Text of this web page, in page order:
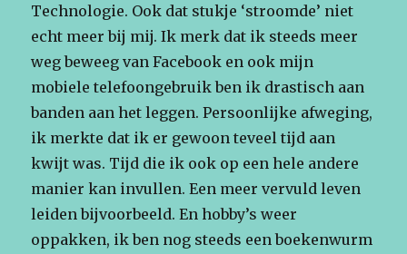
Technologie. Ook dat stukje ‘stroomde’ niet
echt meer bij mij. Ik merk dat ik steeds meer
weg beweeg van Facebook en ook mijn
mobiele telefoongebruik ben ik drastisch aan
banden aan het leggen. Persoonlijke afweging,
ik merkte dat ik er gewoon teveel tijd aan
kwijt was. Tijd die ik ook op een hele andere
manier kan invullen. Een meer vervuld leven
leiden bijvoorbeeld. En hobby’s weer
oppakken, ik ben nog steeds een boekenwurm